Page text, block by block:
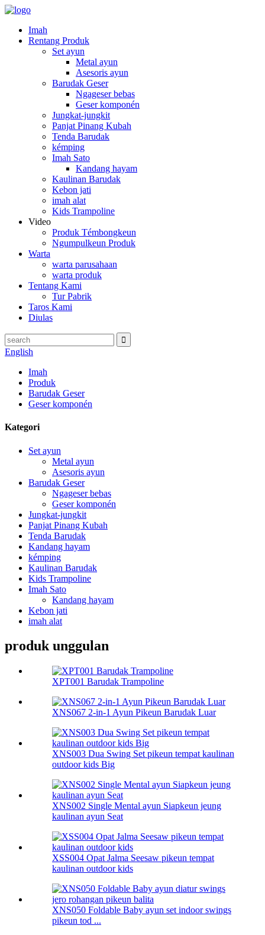
Imah
Rentang Produk
Set ayun
Metal ayun
Asesoris ayun
Barudak Geser
Ngageser bebas
Geser komponén
Jungkat-jungkit
Panjat Pinang Kubah
Tenda Barudak
kémping
Imah Sato
Kandang hayam
Kaulinan Barudak
Kebon jati
imah alat
Kids Trampoline
Video
Produk Témbongkeun
Ngumpulkeun Produk
Warta
warta parusahaan
warta produk
Tentang Kami
Tur Pabrik
Taros Kami
Diulas
English
Imah
Produk
Barudak Geser
Geser komponén
Kategori
Set ayun
Metal ayun
Asesoris ayun
Barudak Geser
Ngageser bebas
Geser komponén
Jungkat-jungkit
Panjat Pinang Kubah
Tenda Barudak
Kandang hayam
kémping
Kaulinan Barudak
Kids Trampoline
Imah Sato
Kandang hayam
Kebon jati
imah alat
produk unggulan
XPT001 Barudak Trampoline
XNS067 2-in-1 Ayun Pikeun Barudak Luar
XNS003 Dua Swing Set pikeun tempat kaulinan
outdoor kids Big
XNS002 Single Mental ayun Siapkeun jeung
kaulinan ayun Seat
XSS004 Opat Jalma Seesaw pikeun tempat
kaulinan outdoor kids
XNS050 Foldable Baby ayun set indoor swings
pikeun tod ...